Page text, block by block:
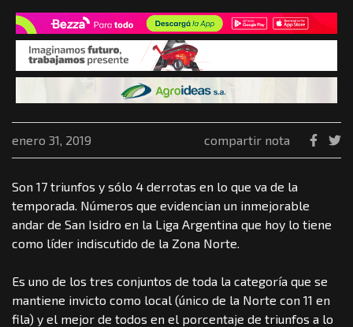
enero 31, 2019 compartir nota
Son 17 triunfos y sólo 4 derrotas en lo que va de la
temporada. Números que evidencian un inmejorable
andar de San Isidro en la Liga Argentina que hoy lo tiene
como líder indiscutido de la Zona Norte.
Es uno de los tres conjuntos de toda la categoría que se
mantiene invicto como local (único de la Norte con 11 en
fila) y el mejor de todos en el porcentaje de triunfos a lo